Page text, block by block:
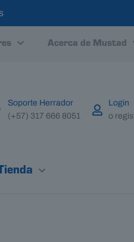
Acerca de Mustad
Soporte Herrador
(+57) 317 666 8051
Login
o
Tienda